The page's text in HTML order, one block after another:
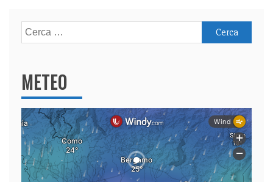
Ricerca
per:
METEO